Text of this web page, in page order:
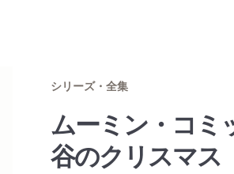
シリーズ・全集
ムーミン・コ
谷のクリスマス